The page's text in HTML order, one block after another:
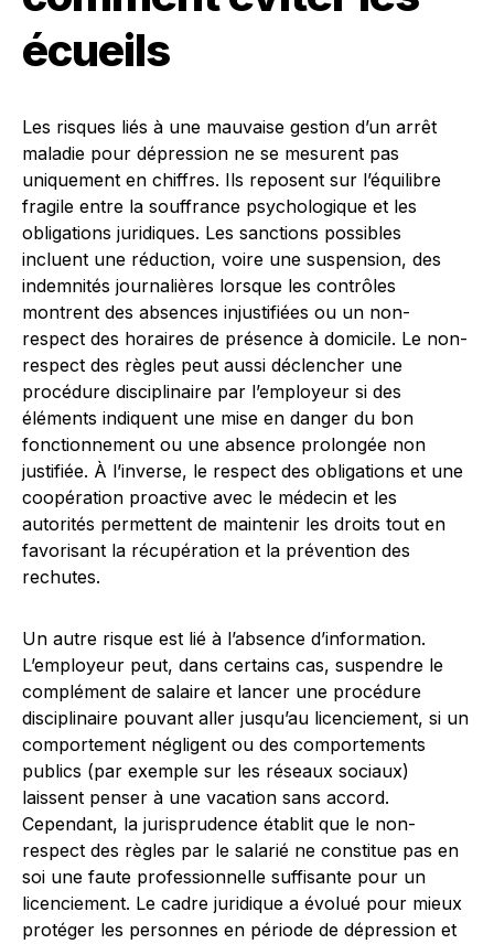
écueils
Les risques liés à une mauvaise gestion d’un arrêt
maladie pour dépression ne se mesurent pas
uniquement en chiffres. Ils reposent sur l’équilibre
fragile entre la souffrance psychologique et les
obligations juridiques. Les sanctions possibles
incluent une réduction, voire une suspension, des
indemnités journalières lorsque les contrôles
montrent des absences injustifiées ou un non-
respect des horaires de présence à domicile. Le non-
respect des règles peut aussi déclencher une
procédure disciplinaire par l’employeur si des
éléments indiquent une mise en danger du bon
fonctionnement ou une absence prolongée non
justifiée. À l’inverse, le respect des obligations et une
coopération proactive avec le médecin et les
autorités permettent de maintenir les droits tout en
favorisant la récupération et la prévention des
rechutes.
Un autre risque est lié à l’absence d’information.
L’employeur peut, dans certains cas, suspendre le
complément de salaire et lancer une procédure
disciplinaire pouvant aller jusqu’au licenciement, si un
comportement négligent ou des comportements
publics (par exemple sur les réseaux sociaux)
laissent penser à une vacation sans accord.
Cependant, la jurisprudence établit que le non-
respect des règles par le salarié ne constitue pas en
soi une faute professionnelle suffisante pour un
licenciement. Le cadre juridique a évolué pour mieux
protéger les personnes en période de dépression et